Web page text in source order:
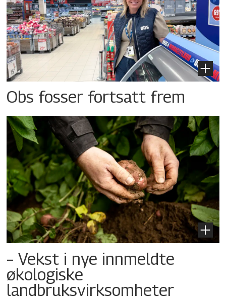
Obs fosser fortsatt frem
– Vekst i nye innmeldte
økologiske
landbruksvirksomheter